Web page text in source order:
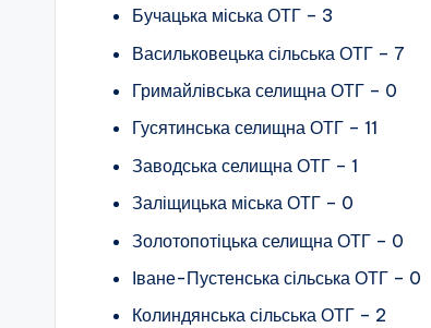
Бучацька міська ОТГ – 3
Васильковецька сільська ОТГ – 7
Гримайлівська селищна ОТГ – 0
Гусятинська селищна ОТГ – 11
Заводська селищна ОТГ – 1
Заліщицька міська ОТГ – 0
Золотопотіцька селищна ОТГ – 0
Іване-Пустенська сільська ОТГ – 0
Колиндянська сільська ОТГ – 2